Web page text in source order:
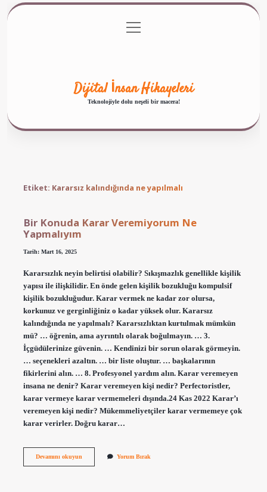
Gizlilik Politikası
menüyü
aç
Dijital İnsan Hikayeleri
Teknolojiyle dolu neşeli bir macera!
Etiket: Kararsız kalındığında ne yapılmalı
Bir Konuda Karar Veremiyorum Ne
Yapmalıyım
Tarih: Mart 16, 2025
Kararsızlık neyin belirtisi olabilir? Sıkışmazlık genellikle kişilik
yapısı ile ilişkilidir. En önde gelen kişilik bozukluğu kompulsif
kişilik bozukluğudur. Karar vermek ne kadar zor olursa,
korkunuz ve gerginliğiniz o kadar yüksek olur. Kararsız
kalındığında ne yapılmalı? Kararsızlıktan kurtulmak mümkün
mü? … öğrenin, ama ayrıntılı olarak boğulmayın. … 3.
İçgüdülerinize güvenin. … Kendinizi bir sorun olarak görmeyin.
… seçenekleri azaltın. … bir liste oluştur. … başkalarının
fikirlerini alın. … 8. Profesyonel yardım alın. Karar veremeyen
insana ne denir? Karar veremeyen kişi nedir? Perfectoristler,
karar vermeye karar vermemeleri dışında.24 Kas 2022 Karar’ı
veremeyen kişi nedir? Mükemmeliyetçiler karar vermemeye çok
karar verirler. Doğru karar…
Devamını okuyunBir
Yorum Bırak